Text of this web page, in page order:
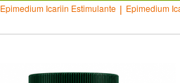
Epimedium Icariin Estimulante Epimedium